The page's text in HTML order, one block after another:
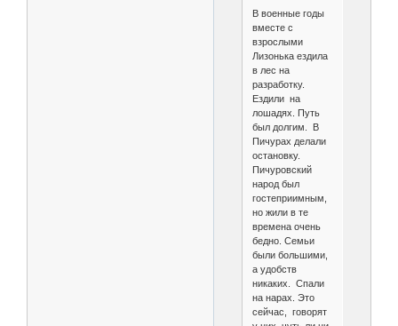
В военные годы
вместе с
взрослыми
Лизонька ездила
в лес на
разработку.
Ездили на
лошадях. Путь
был долгим. В
Пичурах делали
остановку.
Пичуровский
народ был
гостеприимным,
но жили в те
времена очень
бедно. Семьи
были большими,
а удобств
никаких. Спали
на нарах. Это
сейчас, говорят